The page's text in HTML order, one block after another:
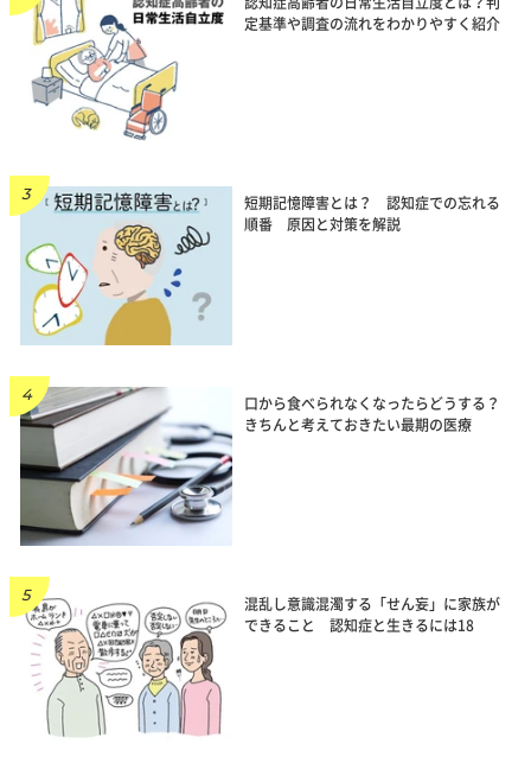
定基準や調査の流れをわかりやすく紹介
短期記憶障害とは？ 認知症での忘れる
順番 原因と対策を解説
口から食べられなくなったらどうする？
きちんと考えておきたい最期の医療
混乱し意識混濁する「せん妄」に家族が
できること 認知症と生きるには18